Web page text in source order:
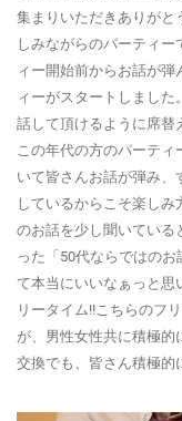
集まりいただきありがと
しみながらのパーティ
ィー開始前からお話が
ィーがスタートしまし
話して頂けるように席替
この年代の方のパーテ
いて皆さんお話が弾み、
しているからこそ楽し
のお話を少し聞いている
った「50代ならではの
て本当にいいなぁっと思
リータイム!!こちらのフ
が、男性女性共に積極
交換でも、皆さん積極的